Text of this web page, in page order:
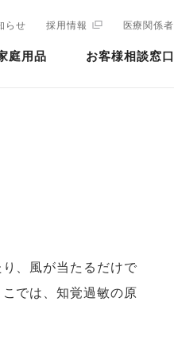
らせ 採用情報 医療関係者
庭用品 お客様相談窓口
、風が当たるだけで
では、知覚過敏の原